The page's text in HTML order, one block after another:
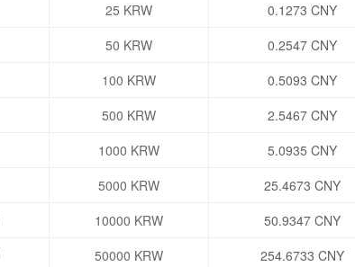
25 KRW
0.1273 CNY
50 KRW
0.2547 CNY
100 KRW
0.5093 CNY
500 KRW
2.5467 CNY
1000 KRW
5.0935 CNY
5000 KRW
25.4673 CNY
10000 KRW
50.9347 CNY
50000 KRW 254.6733 CNY